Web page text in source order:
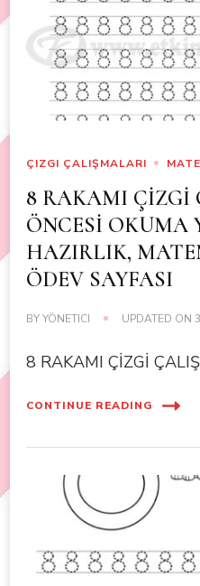
ÇIZGI ÇALIŞMALARI
8 RAKAMI ÇİZGİ
ÖNCESİ OKUMA
HAZIRLIK,
ÖDEV SAYFASI
BYYÖNETICI UPDATED ON
8 RAKAMI ÇİZGİ
CONTINUE READING